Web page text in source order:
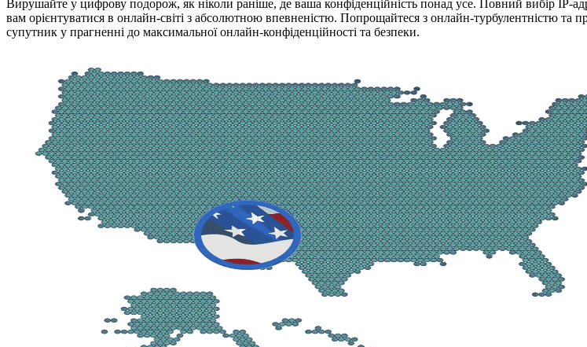
Вирушайте у цифрову подорож, як ніколи раніше, де ваша конфіденційність понад усе. Повний вибір IP-
вам орієнтуватися в онлайн-світі з абсолютною впевненістю. Попрощайтеся з онлайн-турбулентністю
супутник у прагненні до максимальної онлайн-конфіденційності та безпеки.